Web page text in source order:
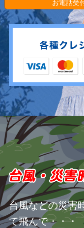
お電話受
台風などの災害
て飛んで・・・